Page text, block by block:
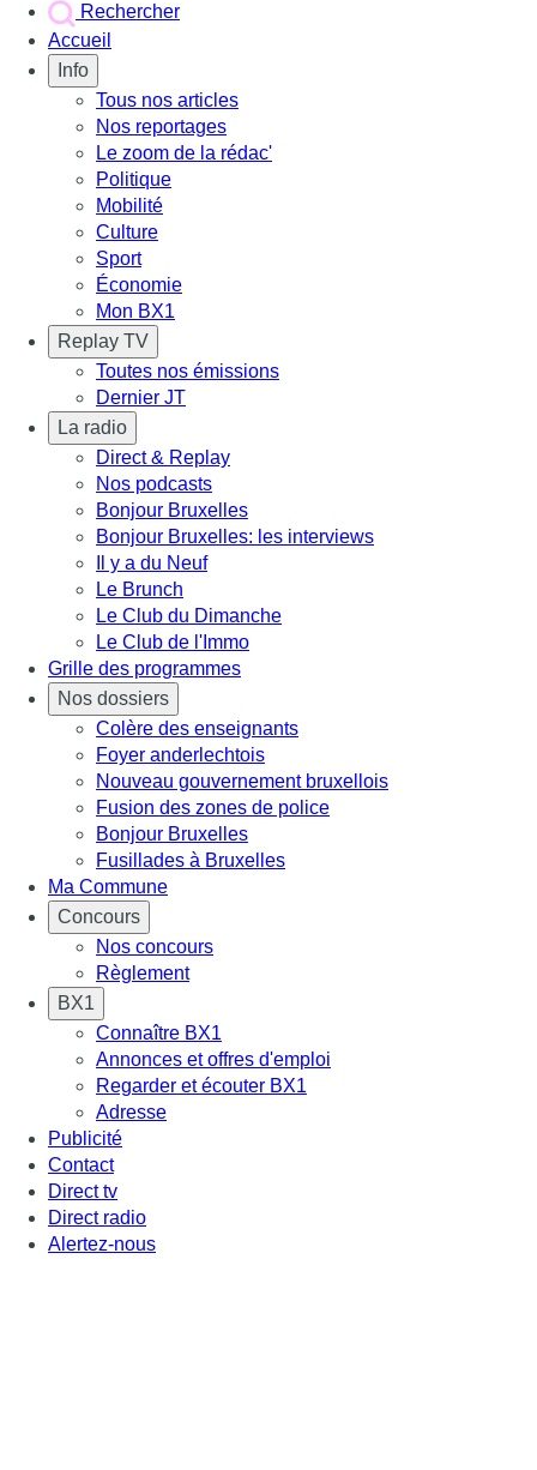
Rechercher
Accueil
Info
Tous nos articles
Nos reportages
Le zoom de la rédac'
Politique
Mobilité
Culture
Sport
Économie
Mon BX1
Replay TV
Toutes nos émissions
Dernier JT
La radio
Direct & Replay
Nos podcasts
Bonjour Bruxelles
Bonjour Bruxelles: les interviews
Il y a du Neuf
Le Brunch
Le Club du Dimanche
Le Club de l'Immo
Grille des programmes
Nos dossiers
Colère des enseignants
Foyer anderlechtois
Nouveau gouvernement bruxellois
Fusion des zones de police
Bonjour Bruxelles
Fusillades à Bruxelles
Ma Commune
Concours
Nos concours
Règlement
BX1
Connaître BX1
Annonces et offres d'emploi
Regarder et écouter BX1
Adresse
Publicité
Contact
Direct tv
Direct radio
Alertez-nous